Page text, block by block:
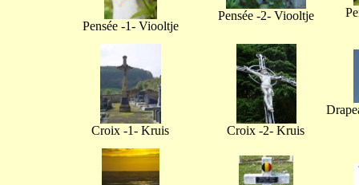
Pensée -1- Viooltje
Pensée -2- Viooltje
Croix -1- Kruis Croix -2- Kruis